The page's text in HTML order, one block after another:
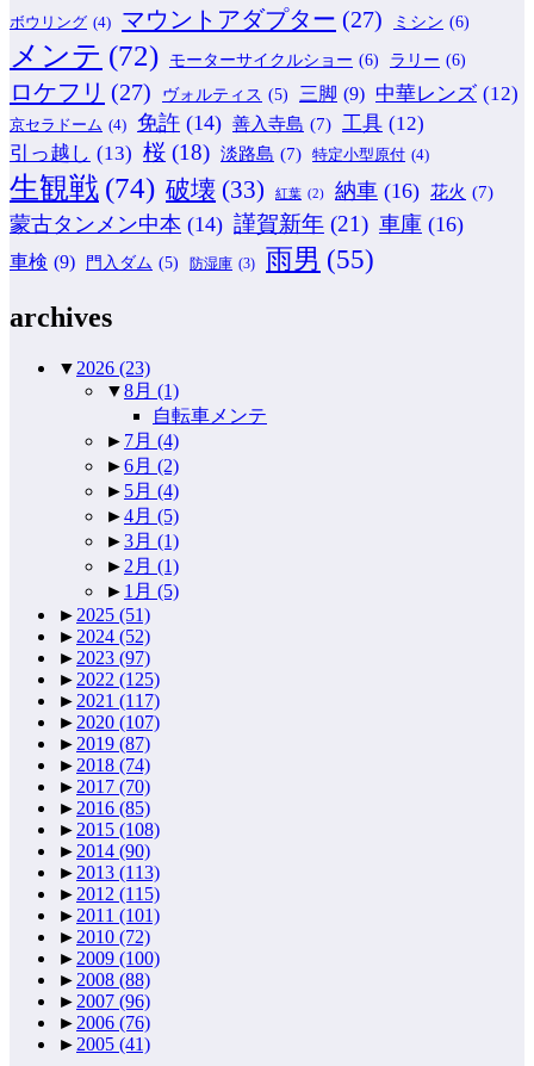
ボウリング (4) マウントアダプター (27) ミシン (6)
メンテ (72) モーターサイクルショー (6) ラリー (6)
ロケフリ (27) ヴォルティス (5) 三脚 (9) 中華レンズ (12)
京セラドーム (4) 免許 (14) 善入寺島 (7) 工具 (12)
引っ越し (13) 桜 (18) 淡路島 (7) 特定小型原付 (4)
生観戦 (74) 破壊 (33) 紅葉 (2) 納車 (16) 花火 (7)
蒙古タンメン中本 (14) 謹賀新年 (21) 車庫 (16)
車検 (9) 門入ダム (5) 防湿庫 (3) 雨男 (55)
archives
▼ 2026 (23)
▼8月 (1)
自転車メンテ
► 7月 (4)
►6月 (2)
► 5月 (4)
►4月 (5)
►3月 (1)
► 2月 (1)
► 1月 (5)
► 2025 (51)
► 2024 (52)
► 2023 (97)
► 2022 (125)
► 2021 (117)
► 2020 (107)
► 2019 (87)
► 2018 (74)
► 2017 (70)
► 2016 (85)
► 2015 (108)
► 2014 (90)
► 2013 (113)
► 2012 (115)
► 2011 (101)
► 2010 (72)
► 2009 (100)
► 2008 (88)
► 2007 (96)
► 2006 (76)
► 2005 (41)